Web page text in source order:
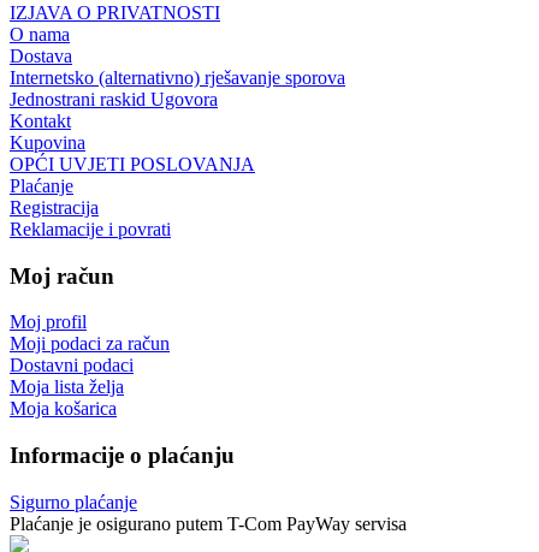
IZJAVA O PRIVATNOSTI
O nama
Dostava
Internetsko (alternativno) rješavanje sporova
Jednostrani raskid Ugovora
Kontakt
Kupovina
OPĆI UVJETI POSLOVANJA
Plaćanje
Registracija
Reklamacije i povrati
Moj račun
Moj profil
Moji podaci za račun
Dostavni podaci
Moja lista želja
Moja košarica
Informacije o plaćanju
Sigurno plaćanje
Plaćanje je osigurano putem T-Com PayWay servisa